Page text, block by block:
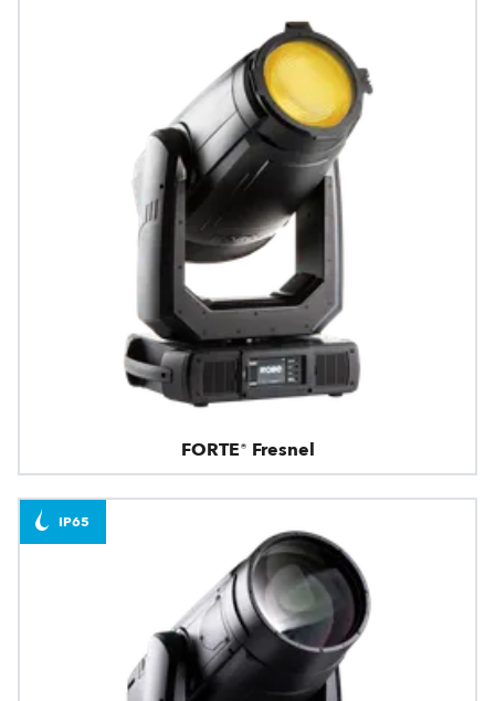
FORTE® Fresnel
IP65